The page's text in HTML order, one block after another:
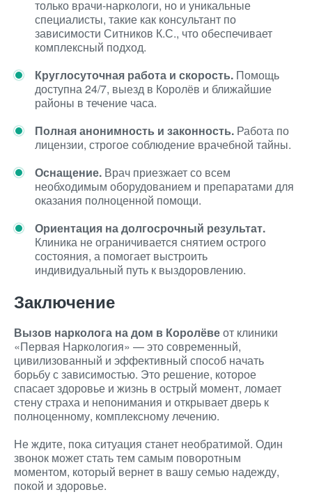
только врачи-наркологи, но и уникальные
специалисты, такие как консультант по
зависимости Ситников К.С., что обеспечивает
комплексный подход.
Круглосуточная работа и скорость. Помощь
доступна 24/7, выезд в Королёв и ближайшие
районы в течение часа.
Полная анонимность и законность. Работа по
лицензии, строгое соблюдение врачебной тайны.
Оснащение. Врач приезжает со всем
необходимым оборудованием и препаратами для
оказания полноценной помощи.
Ориентация на долгосрочный результат.
Клиника не ограничивается снятием острого
состояния, а помогает выстроить
индивидуальный путь к выздоровлению.
Заключение
Вызов нарколога на дом в Королёвеот клиники
«Первая Наркология» — это современный,
цивилизованный и эффективный способ начать
борьбу с зависимостью. Это решение, которое
спасает здоровье и жизнь в острый момент, ломает
стену страха и непонимания и открывает дверь к
полноценному, комплексному лечению.
Не ждите, пока ситуация станет необратимой. Один
звонок может стать тем самым поворотным
моментом, который вернет в вашу семью надежду,
покой и здоровье.